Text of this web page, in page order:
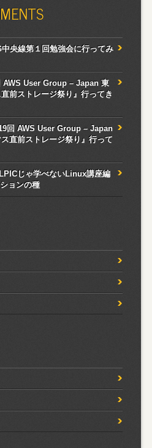
中央線第１回勉強会に行ってみ
AWS User Group – Japan 東
前ストレージ祭り』行ってき
回 AWS User Group – Japan
直前ストレージ祭り』行って
じゃ学べないLinux講座編
ョンの種